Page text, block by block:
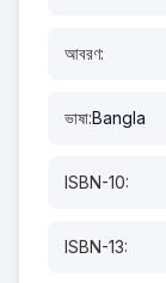
আবরণ:
ভাষা:Bangla
ISBN-10:
ISBN-13: